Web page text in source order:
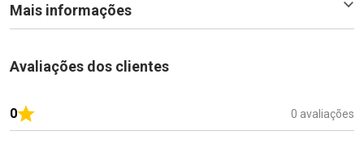
Mais informações
Avaliações dos clientes
0 0 avaliações